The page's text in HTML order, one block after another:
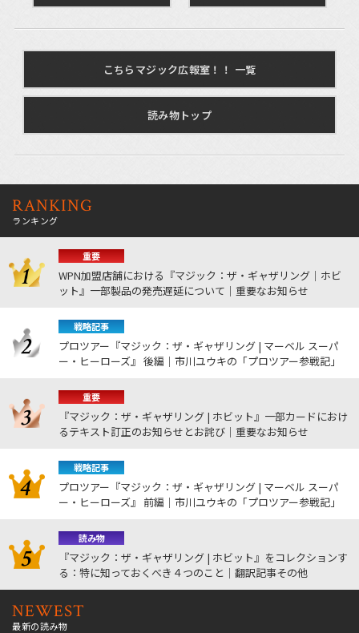
こちらマジック広報室！！ 一覧
読み物トップ
RANKING
ランキング
重要
WPN加盟店舗における『マジック：ザ・ギャザリング｜ホビ
ット』一部製品の発売遅延について｜重要なお知らせ
戦略記事
プロツアー『マジック：ザ・ギャザリング | マーベル スーパ
ー・ヒーローズ』 後編｜市川ユウキの「プロツアー参戦記」
重要
『マジック：ザ・ギャザリング | ホビット』一部カードにおけ
るテキスト訂正のお知らせとお詫び｜重要なお知らせ
戦略記事
プロツアー『マジック：ザ・ギャザリング | マーベル スーパ
ー・ヒーローズ』 前編｜市川ユウキの「プロツアー参戦記」
読み物
『マジック：ザ・ギャザリング | ホビット』をコレクションす
る：特に知っておくべき４つのこと｜翻訳記事その他
NEWEST
最新の読み物